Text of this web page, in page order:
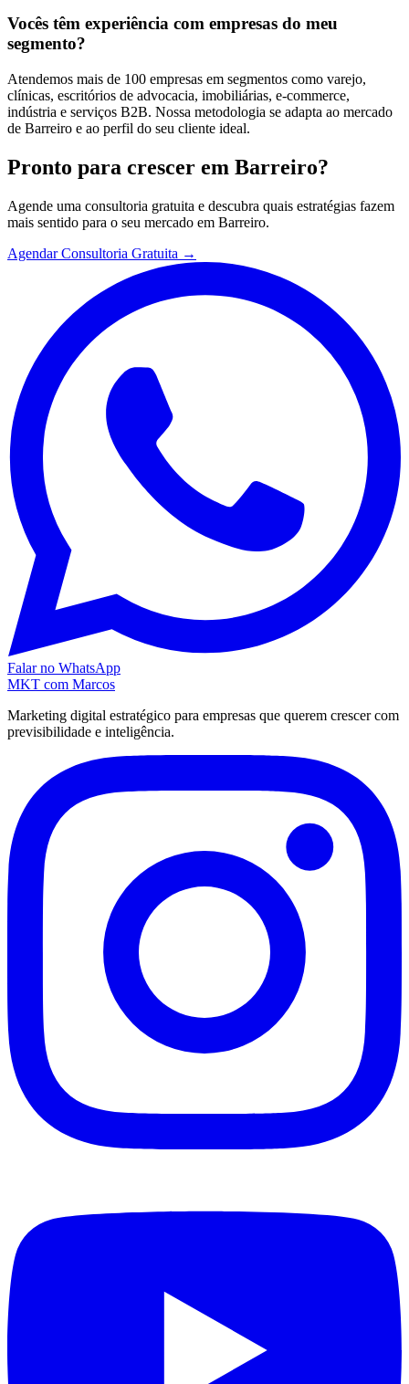
Vocês têm experiência com empresas do meu
segmento?
Atendemos mais de 100 empresas em segmentos como varejo,
clínicas, escritórios de advocacia, imobiliárias, e-commerce,
indústria e serviços B2B. Nossa metodologia se adapta ao mercado
de Barreiro e ao perfil do seu cliente ideal.
Pronto para crescer em Barreiro?
Agende uma consultoria gratuita e descubra quais estratégias fazem
mais sentido para o seu mercado em Barreiro.
Agendar Consultoria Gratuita →
Falar no WhatsApp
MKT com Marcos
Marketing digital estratégico para empresas que querem crescer com
previsibilidade e inteligência.